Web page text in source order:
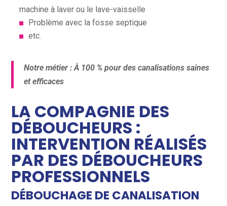
machine à laver ou le lave-vaisselle
Problème avec la fosse septique
etc.
Notre métier : À 100 % pour des canalisations saines
et efficaces
LA COMPAGNIE DES
DÉBOUCHEURS :
INTERVENTION RÉALISÉS
PAR DES DÉBOUCHEURS
PROFESSIONNELS
DÉBOUCHAGE DE CANALISATION